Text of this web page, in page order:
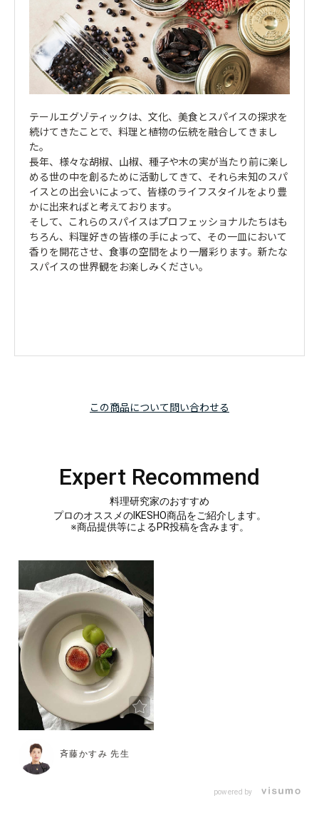
テールエグゾティックは、文化、美食とスパイスの探求を
続けてきたことで、料理と植物の伝統を融合してきまし
た。
長年、様々な胡椒、山椒、種子や木の実が当たり前に楽し
める世の中を創るために活動してきて、それら未知のスパ
イスとの出会いによって、皆様のライフスタイルをより豊
かに出来ればと考えております。
そして、これらのスパイスはプロフェッショナルたちはも
ちろん、料理好きの皆様の手によって、その一皿において
香りを開花させ、食事の空間をより一層彩ります。新たな
スパイスの世界観をお楽しみください。
この商品について問い合わせる
Expert Recommend
料理研究家のおすすめ
プロのオススメのIKESHO商品をご紹介します。
※商品提供等によるPR投稿を含みます。
斉藤かすみ 先生
powered by